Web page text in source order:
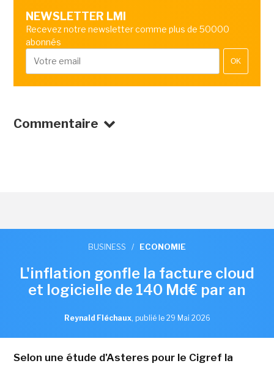
NEWSLETTER LMI
Recevez notre newsletter comme plus de 50000
abonnés
OK
Commentaire
BUSINESS / ECONOMIE
L'inflation gonfle la facture cloud
et logicielle de 140 Md€ par an
Reynald Fléchaux, publié le 29 Mai 2026
Selon une étude d'Asteres pour le Cigref la